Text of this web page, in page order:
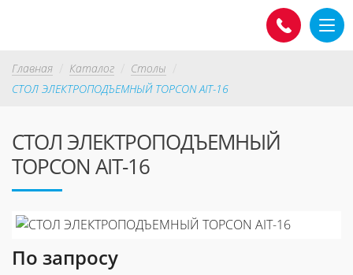
Главная Каталог
Столы
СТОЛ ЭЛЕКТРОПОДЪЕМНЫЙ TOPCON AIT-16
СТОЛ ЭЛЕКТРОПОДЪЕМНЫЙ
TOPCON AIT-16
По запросу